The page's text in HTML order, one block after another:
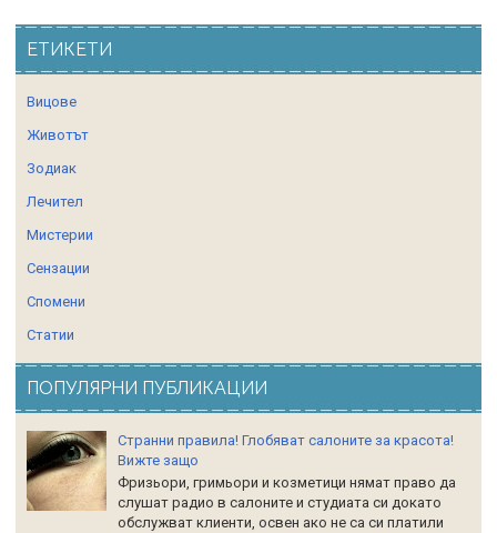
ЕТИКЕТИ
Вицове
Животът
Зодиак
Лечител
Мистерии
Сензации
Спомени
Статии
ПОПУЛЯРНИ ПУБЛИКАЦИИ
Странни правила! Глобяват салоните за красота!
Вижте защо
Фризьори, гримьори и козметици нямат право да
слушат радио в салоните и студиата си докато
обслужват клиенти, освен ако не са си платили